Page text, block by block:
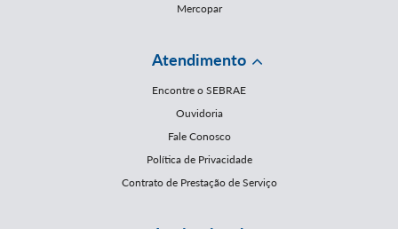
Mercopar
Atendimento
Encontre o SEBRAE
Ouvidoria
Fale Conosco
Política de Privacidade
Contrato de Prestação de Serviço